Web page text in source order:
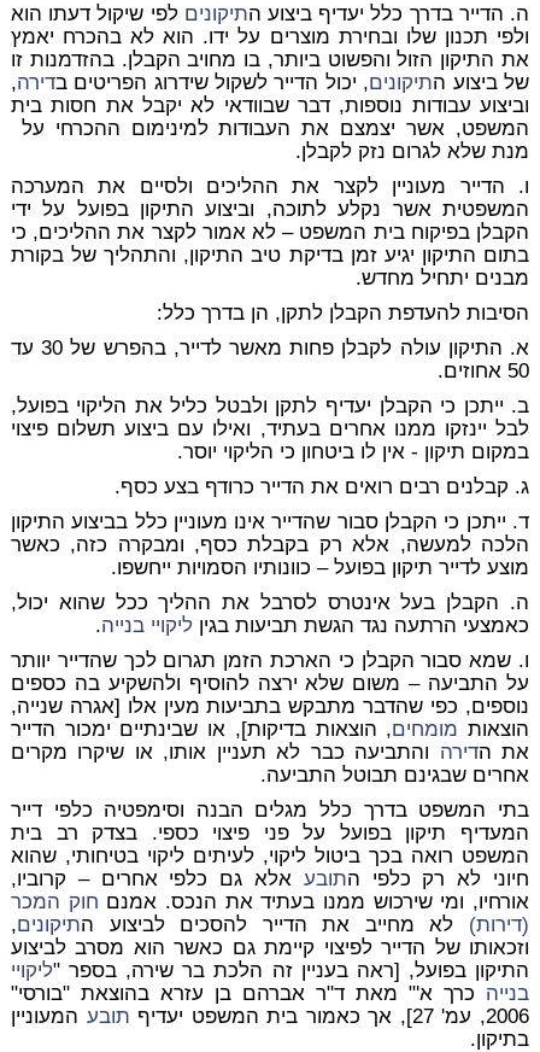
ה. הדייר בדרך כלל יעדיף ביצוע התיקונים לפי שיקול דעתו הוא
ולפי תכנון שלו ובחירת מוצרים על ידו. הוא לא בהכרח יאמץ
את התיקון הזול והפשוט ביותר, בו מחויב הקבלן. בהזדמנות זו
של ביצוע התיקונים, יכול הדייר לשקול שידרוג הפריטים בדירה,
וביצוע עבודות נוספות, דבר שבוודאי לא יקבל את חסות בית
המשפט, אשר יצמצם את העבודות למינימום ההכרחי על
מנת שלא לגרום נזק לקבלן.
ו. הדייר מעוניין לקצר את ההליכים ולסיים את המערכה
המשפטית אשר נקלע לתוכה, וביצוע התיקון בפועל על ידי
הקבלן בפיקוח בית המשפט – לא אמור לקצר את ההליכים, כי
בתום התיקון יגיע זמן בדיקת טיב התיקון, והתהליך של בקורת
מבנים יתחיל מחדש.
הסיבות להעדפת הקבלן לתקן, הן בדרך כלל:
א. התיקון עולה לקבלן פחות מאשר לדייר, בהפרש של 30 עד
50 אחוזים.
ב. ייתכן כי הקבלן יעדיף לתקן ולבטל כליל את הליקוי בפועל,
לבל יינזקו ממנו אחרים בעתיד, ואילו עם ביצוע תשלום פיצוי
במקום תיקון - אין לו ביטחון כי הליקוי יוסר.
ג. קבלנים רבים רואים את הדייר כרודף בצע כסף.
ד. ייתכן כי הקבלן סבור שהדייר אינו מעוניין כלל בביצוע התיקון
הלכה למעשה, אלא רק בקבלת כסף, ומבקרה כזה, כאשר
מוצע לדייר תיקון בפועל – כוונותיו הסמויות ייחשפו.
ה. הקבלן בעל אינטרס לסרבל את ההליך ככל שהוא יכול,
כאמצעי הרתעה נגד הגשת תביעות בגין ליקויי בנייה.
ו. שמא סבור הקבלן כי הארכת הזמן תגרום לכך שהדייר יוותר
על התביעה – משום שלא ירצה להוסיף ולהשקיע בה כספים
נוספים, כפי שהדבר מתבקש בתביעות מעין אלו [אגרה שנייה,
הוצאות מומחים, הוצאות בדיקות], או שבינתיים ימכור הדייר
את הדירה והתביעה כבר לא תעניין אותו, או שיקרו מקרים
אחרים שבגינם תבוטל התביעה.
בתי המשפט בדרך כלל מגלים הבנה וסימפטיה כלפי דייר
המעדיף תיקון בפועל על פני פיצוי כספי. בצדק רב בית
המשפט רואה בכך ביטול ליקוי, לעיתים ליקוי בטיחותי, שהוא
חיוני לא רק כלפי התובע אלא גם כלפי אחרים – קרוביו,
אורחיו, ומי שירכוש ממנו בעתיד את הנכס. אמנם חוק המכר
(דירות) לא מחייב את הדייר להסכים לביצוע התיקונים,
וזכאותו של הדייר לפיצוי קיימת גם כאשר הוא מסרב לביצוע
התיקון בפועל, [ראה בעניין זה הלכת בר שירה, בספר "ליקויי
בנייה כרך א'" מאת ד"ר אברהם בן עזרא בהוצאת "בורסי"
2006, עמ' 27], אך כאמור בית המשפט יעדיף
תובע המעוניין
בתיקון.